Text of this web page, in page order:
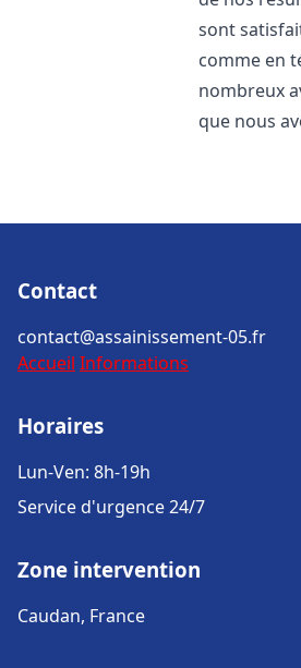
sont
comme en
nombreux
que nous
Contact
contact@assainissement-05.fr
Accueil Informations
Horaires
Lun-Ven: 8h-19h
Service d'urgence 24/7
Zone intervention
Caudan, France